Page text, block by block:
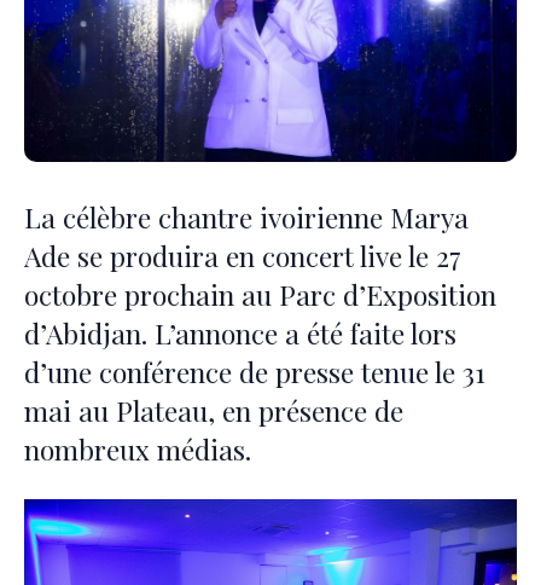
La célèbre chantre ivoirienne Marya
Ade se produira en concert live le 27
octobre prochain au Parc d’Exposition
d’Abidjan. L’annonce a été faite lors
d’une conférence de presse tenue le 31
mai au Plateau, en présence de
nombreux médias.